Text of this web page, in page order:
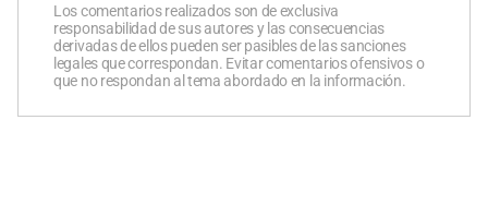
Los comentarios realizados son de exclusiva
responsabilidad de sus autores y las consecuencias
derivadas de ellos pueden ser pasibles de las sanciones
legales que correspondan. Evitar comentarios ofensivos o
que no respondan al tema abordado en la información.